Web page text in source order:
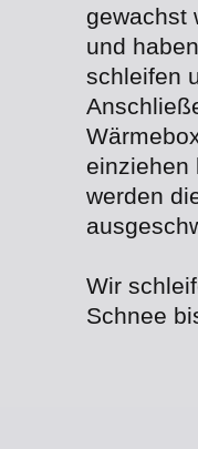
gewachst
und
schleifen
einziehen
werden
Wir
Schnee